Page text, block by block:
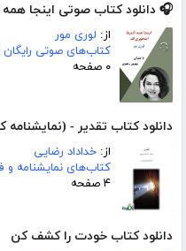
🎧 دانلود کتاب صوتی اینجا همه
از: لوری مور
کتاب‌های صوتی رایگان
۰ صفحه
دانلود کتاب تقدیر - (نمایشنامه
از: خداداد رضایی
کتاب‌های نمایشنامه و
۴ صفحه
دانلود کتاب خودت را کشف کن